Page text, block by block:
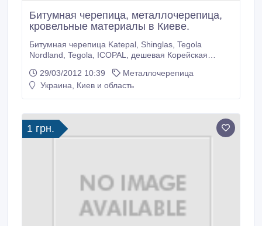
Битумная черепица, металлочерепица,
кровельные материалы в Киеве.
Битумная черепица Katepal, Shinglas, Tegola
Nordland, Tegola, ICOPAL, дешевая Корейская
композитная Gerard (Новая Зеландия),
металлочерепица Эффект, Престиж, Дюна,
29/03/2012 10:39
Металлочерепица
Украина, Киев и область
1 грн.